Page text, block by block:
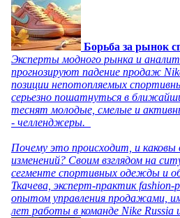
Борьба за рынок
Эксперты модного рынка и
прогнозируют падение продаж
позиции непотопляемых
серьезно пошатнуться в
теснят молодые, смелые и
- челленджеры.
Почему это происходит, и
изменений? Своим взглядом на
сегменте спортивных одежды и
Ткачева, эксперт-практик
опытом управления продажами,
лет работы в команде Nike Russia